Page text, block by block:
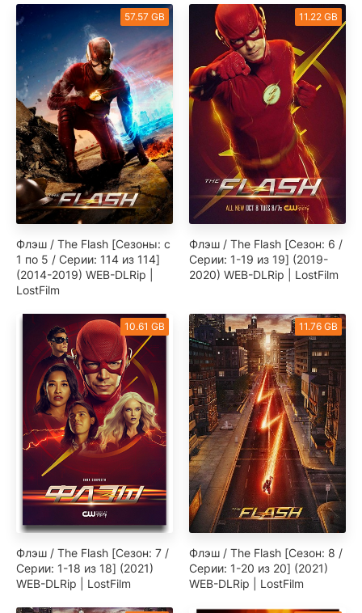
57.57 GB
Флэш / The Flash [Сезоны: с
1 по 5 / Серии: 114 из 114]
(2014-2019) WEB-DLRip |
LostFilm
11.22 GB
Флэш / The Flash [Сезон: 6 /
Серии: 1-19 из 19] (2019-
2020) WEB-DLRip | LostFilm
10.61 GB
Флэш / The Flash [Сезон: 7 /
Серии: 1-18 из 18] (2021)
WEB-DLRip | LostFilm
11.76 GB
Флэш / The Flash [Сезон: 8 /
Серии: 1-20 из 20] (2021)
WEB-DLRip | LostFilm